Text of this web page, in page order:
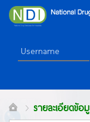
รายละเอียดข้